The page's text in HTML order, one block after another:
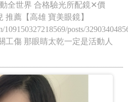
全世界 合格驗光所配鏡✕價
推薦【高雄 寶美眼鏡】
109150327218569/posts/
工傷 那眼睛太乾一定是活動人